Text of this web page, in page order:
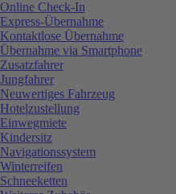
Online Check-In
Express-Übernahme
Kontaktlose Übernahme
Übernahme via Smartphone
Zusatzfahrer
Jungfahrer
Neuwertiges Fahrzeug
Hotelzustellung
Einwegmiete
Kindersitz
Navigationssystem
Winterreifen
Schneeketten